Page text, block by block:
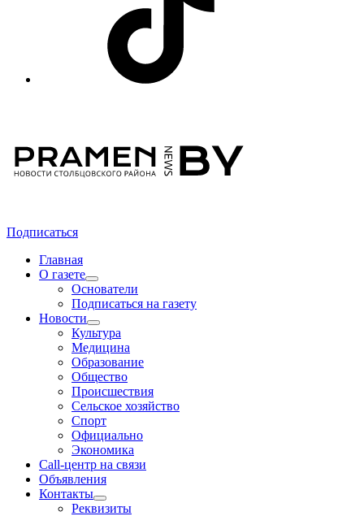
Подписаться
Главная
О газете
Основатели
Подписаться на газету
Новости
Культура
Медицина
Образование
Общество
Происшествия
Сельское хозяйство
Спорт
Официально
Экономика
Call-центр на связи
Объявления
Контакты
Реквизиты